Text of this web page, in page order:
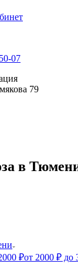
07
79
в
₽от 2000 ₽ до